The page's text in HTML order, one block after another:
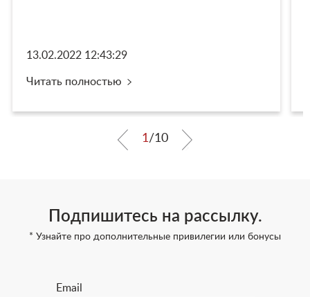
13.02.2022 12:43:29
Читать полностью
1/10
Подпишитесь на рассылку.
* Узнайте про дополнительные привилегии или бонусы